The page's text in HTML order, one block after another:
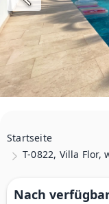
Startseite
T-0822, Villa Flor,
Nach